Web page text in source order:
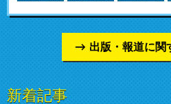
出版・報道に関
新着記事